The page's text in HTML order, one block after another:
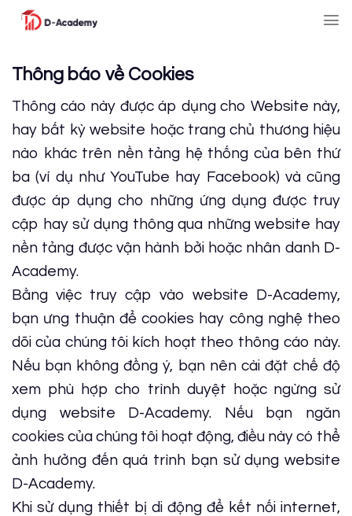
Thông báo về Cookies
Thông cáo này được áp dụng cho Website này,
hay bất kỳ website hoặc trang chủ thương hiệu
nào khác trên nền tảng hệ thống của bên thứ
ba (ví dụ như YouTube hay Facebook) và cũng
được áp dụng cho những ứng dụng được truy
cập hay sử dụng thông qua những website hay
nền tảng được vận hành bởi hoặc nhân danh D-
Academy.
Bằng việc truy cập vào website D-Academy,
bạn ưng thuận để cookies hay công nghệ theo
dõi của chúng tôi kích hoạt theo thông cáo này.
Nếu bạn không đồng ý, bạn nên cài đặt chế độ
xem phù hợp cho trình duyệt hoặc ngừng sử
dụng website D-Academy. Nếu bạn ngăn
cookies của chúng tôi hoạt động, điều này có thể
ảnh hưởng đến quá trình bạn sử dụng website
D-Academy.
Khi sử dụng thiết bị di động để kết nối internet,